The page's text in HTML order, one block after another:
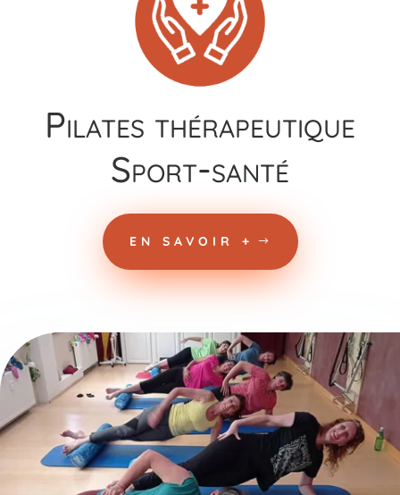
Pilates thérapeutique
Sport-santé
EN SAVOIR +